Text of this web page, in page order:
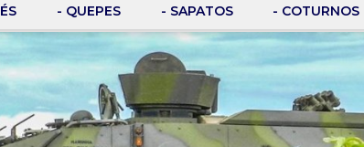
- QUEPES - SAPATOS - COTURNOS